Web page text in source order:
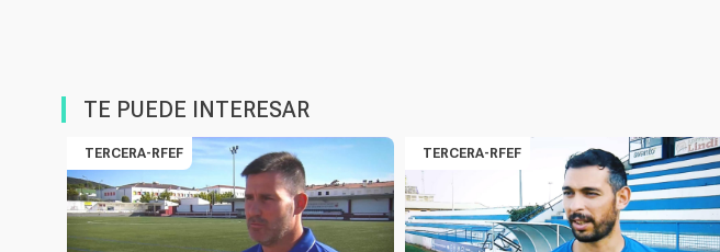
TE PUEDE INTERESAR
TERCERA-RFEF TERCERA-RFEF